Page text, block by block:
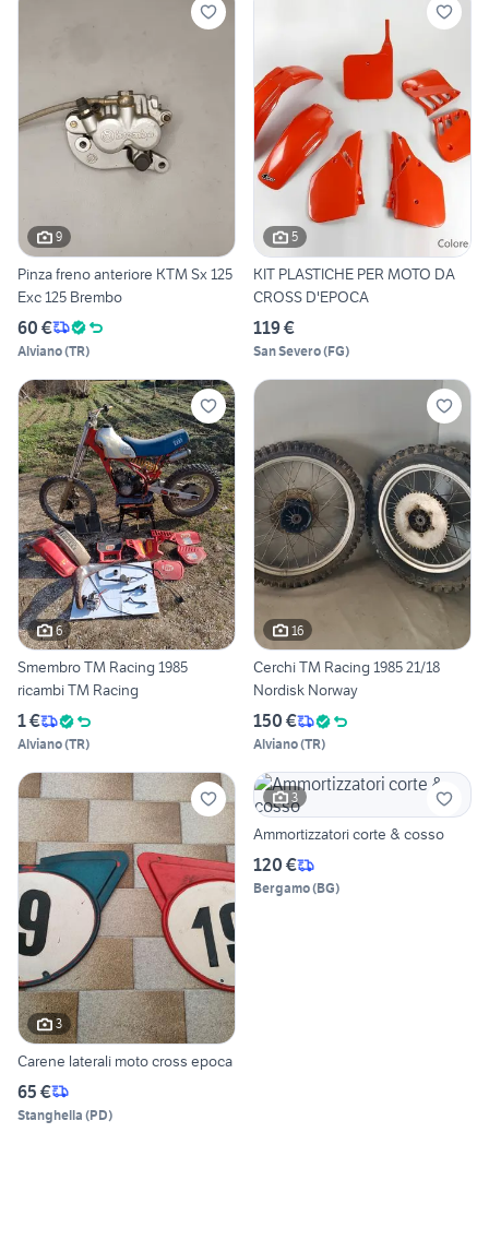
9
Pinza freno anteriore KTM Sx 125
Exc 125 Brembo
60 €
Alviano(TR)
5
KIT PLASTICHE PER MOTO DA
CROSS D'EPOCA
119 €
San Severo(FG)
6
Smembro TM Racing 1985
ricambi TM Racing
1 €
Alviano(TR)
16
Cerchi TM Racing 1985 21/18
Nordisk Norway
150 €
Alviano(TR)
3
Carene laterali moto cross epoca
65 €
Stanghella (PD)
3
Ammortizzatori corte & cosso
120 €
Bergamo(BG)